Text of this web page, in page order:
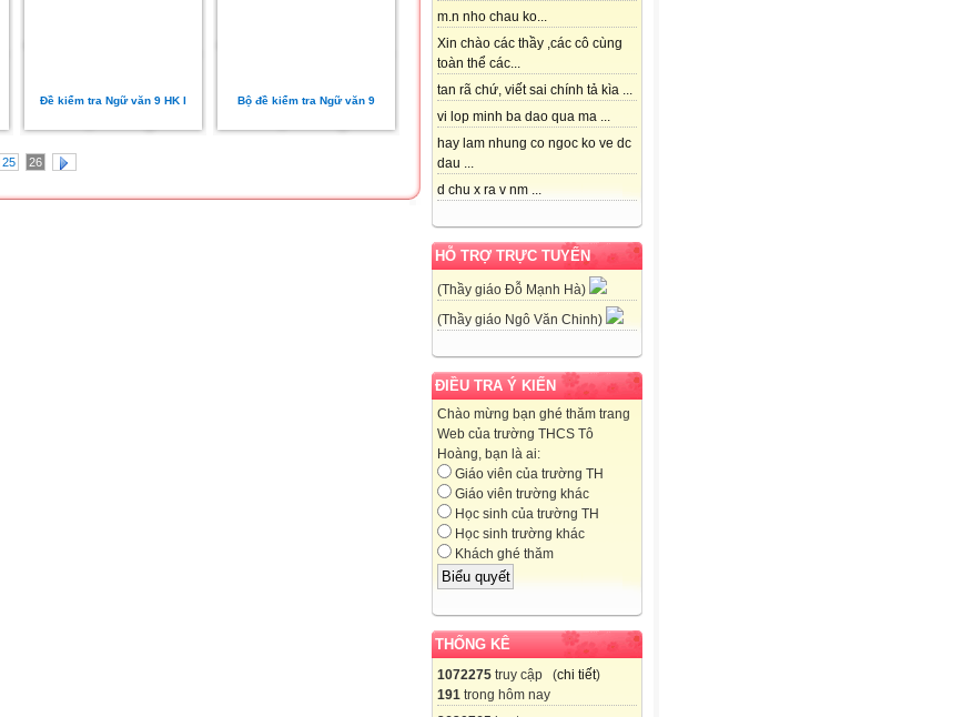
m.n nho chau ko...
Xin chào các thầy ,các cô cùng
toàn thể các...
tan rã chứ, viết sai chính tả kìa ...
vi lop minh ba dao qua ma ...
hay lam nhung co ngoc ko ve dc
dau ...
d chu x ra v nm ...
HỖ TRỢ TRỰC TUYẾN
(Thầy giáo Đỗ Mạnh Hà)
(Thầy giáo Ngô Văn Chinh)
ĐIỀU TRA Ý KIẾN
Chào mừng bạn ghé thăm trang
Web của trường THCS Tô
Hoàng, bạn là ai:
Giáo viên của trường TH
Giáo viên trường khác
Học sinh của trường TH
Học sinh trường khác
Khách ghé thăm
THỐNG KÊ
1072275 truy cập (chi tiết)
191 trong hôm nay
Đề kiểm tra Ngữ văn 9 HK I Bộ đề kiểm tra Ngữ văn 9
25 26